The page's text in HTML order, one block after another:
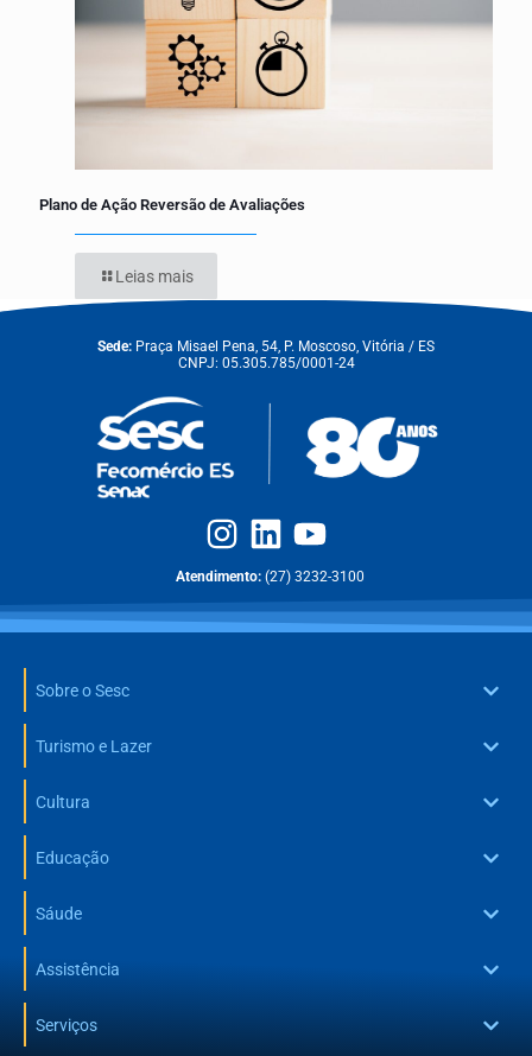
Plano de Ação Reversão de Avaliações
Leias mais
Sede: Praça Misael Pena, 54, P. Moscoso, Vitória / ES
CNPJ: 05.305.785/0001-24
Atendimento: (27) 3232-3100
Sobre o Sesc
Turismo e Lazer
Cultura
Educação
Sáude
Assistência
Serviços